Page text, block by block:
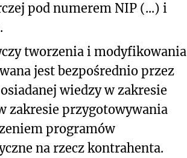
pod numerem NIP (...) i
tworzenia i modyfikowania
jest bezpośrednio przez
wiedzy w zakresie
zakresie przygotowywania
programów
na rzecz kontrahenta.